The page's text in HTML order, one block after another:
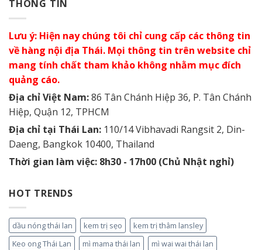
THÔNG TIN
Lưu ý: Hiện nay chúng tôi chỉ cung cấp các thông tin
về hàng nội địa Thái. Mọi thông tin trên website chỉ
mang tính chất tham khảo không nhằm mục đích
quảng cáo.
Địa chỉ Việt Nam:86 Tân Chánh Hiệp 36, P. Tân Chánh
Hiệp, Quận 12, TPHCM
Địa chỉ tại Thái Lan: 110/14 Vibhavadi Rangsit 2, Din-
Daeng, Bangkok 10400, Thailand
Thời gian làm việc: 8h30 - 17h00 (Chủ Nhật nghỉ)
HOT TRENDS
dầu nóng thái lan kem trị sẹo
kem trị thâm lansley
Keo ong Thái Lan
mì mama thái lan
mì wai wai thái lan